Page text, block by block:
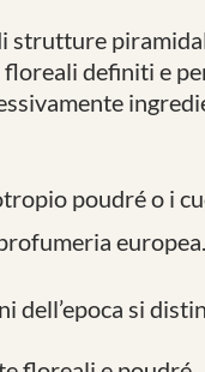
strutture
definiti e
poudré o i
europea.
dell’epoca si